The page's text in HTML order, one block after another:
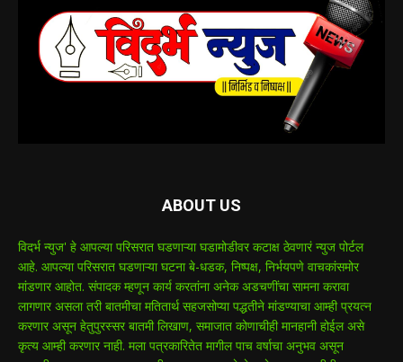
ABOUT US
विदर्भ न्युज' हे आपल्या परिसरात घडणाऱ्या घडामोडीवर कटाक्ष ठेवणारं न्युज पोर्टल
आहे. आपल्या परिसरात घडणाऱ्या घटना बे-धडक, निष्पक्ष, निर्भयपणे वाचकांसमोर
मांडणार आहोत. संपादक म्हणून कार्य करतांना अनेक अडचणींचा सामना करावा
लागणार असला तरी बातमीचा मतितार्थ सहजसोप्या पद्धतीने मांडण्याचा आम्ही प्रयत्न
करणार असून हेतुपुरस्सर बातमी लिखाण, समाजात कोणाचीही मानहानी होईल असे
कृत्य आम्ही करणार नाही. मला पत्रकारितेत मागील पाच वर्षाचा अनुभव असून